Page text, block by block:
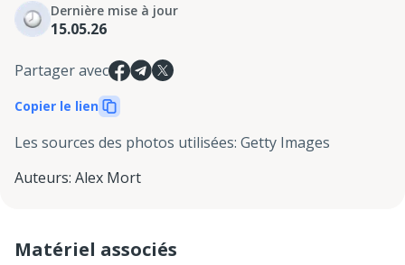
Dernière mise à jour
15.05.26
Partager avec
Copier le lien
Les sources des photos utilisées: Getty Images
Auteurs: Alex Mort
Matériel associés